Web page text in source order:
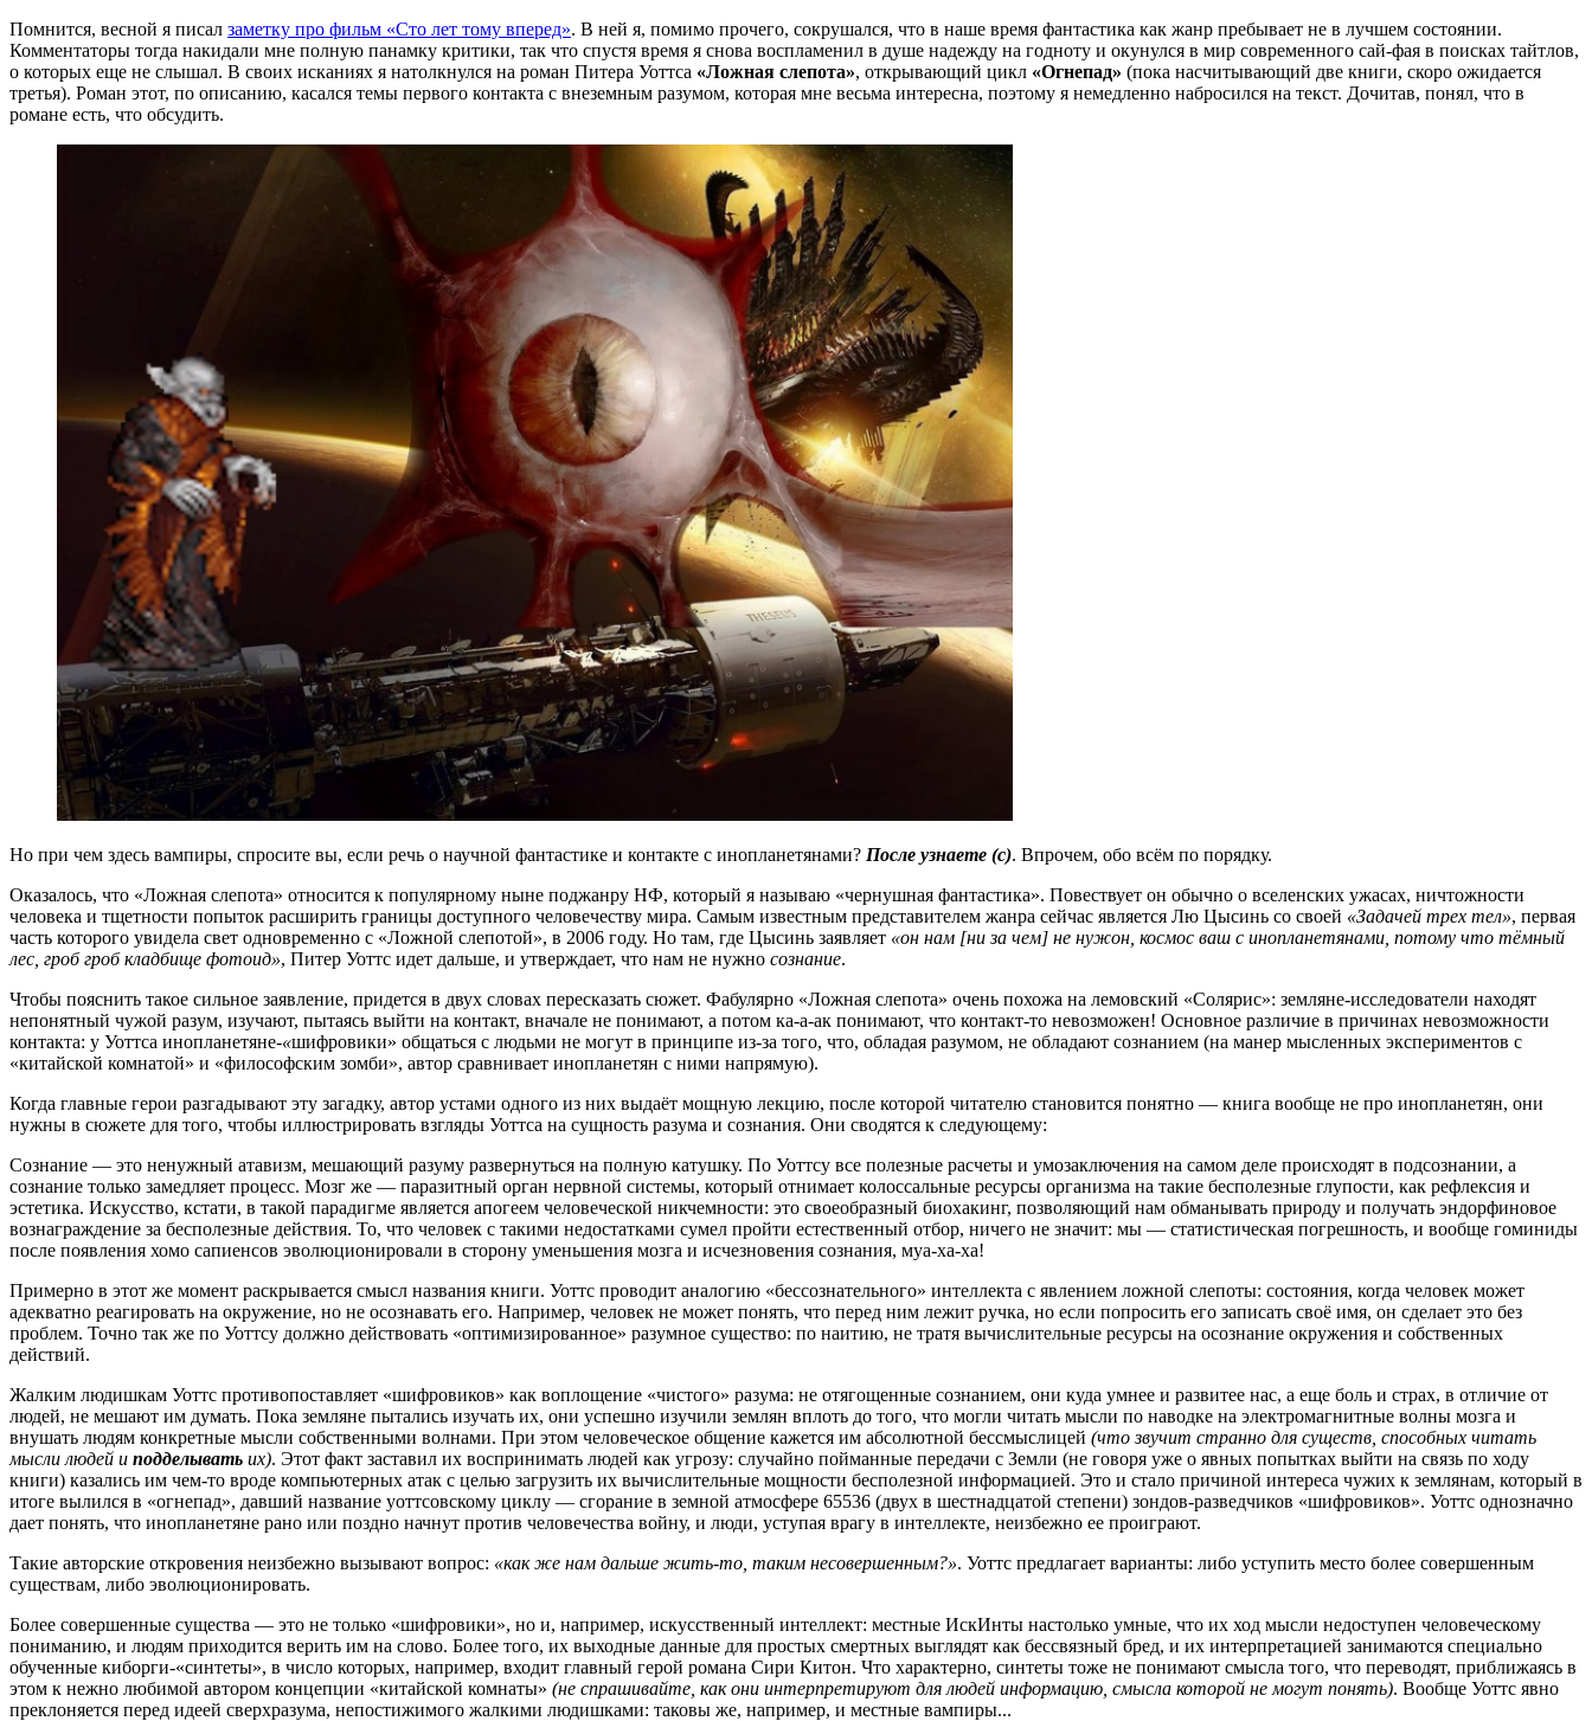
Помнится, весной я писал заметку про фильм «Сто лет тому вперед». В ней я, помимо прочего, сокрушался, что в наше время фантастика как жанр пребывает не в лучшем состоянии.
Комментаторы тогда накидали мне полную панамку критики, так что спустя время я снова воспламенил в душе надежду на годноту и окунулся в мир современного сай-фая в поисках тайтлов,
о которых еще не слышал. В своих исканиях я натолкнулся на роман Питера Уоттса «Ложная слепота», открывающий цикл «Огнепад» (пока насчитывающий две книги, скоро ожидается
третья). Роман этот, по описанию, касался темы первого контакта с внеземным разумом, которая мне весьма интересна, поэтому я немедленно набросился на текст. Дочитав, понял, что в
романе есть, что обсудить.
Но при чем здесь вампиры, спросите вы, если речь о научной фантастике и контакте с инопланетянами? После узнаете (с). Впрочем, обо всём по порядку.
Оказалось, что «Ложная слепота» относится к популярному ныне поджанру НФ, который я называю «чернушная фантастика». Повествует он обычно о вселенских ужасах, ничтожности
человека и тщетности попыток расширить границы доступного человечеству мира. Самым известным представителем жанра сейчас является Лю Цысинь со своей «Задачей трех тел», первая
часть которого увидела свет одновременно с «Ложной слепотой», в 2006 году. Но там, где Цысинь заявляет «он нам [ни за чем] не нужон, космос ваш с инопланетянами, потому что тёмный
лес, гроб гроб кладбище фотоид», Питер Уоттс идет дальше, и утверждает, что нам не нужно сознание.
Чтобы пояснить такое сильное заявление, придется в двух словах пересказать сюжет. Фабулярно «Ложная слепота» очень похожа на лемовский «Солярис»: земляне-исследователи находят
непонятный чужой разум, изучают, пытаясь выйти на контакт, вначале не понимают, а потом ка-а-ак понимают, что контакт-то невозможен! Основное различие в причинах невозможности
контакта: у Уоттса инопланетяне-«шифровики» общаться с людьми не могут в принципе из-за того, что, обладая разумом, не обладают сознанием (на манер мысленных экспериментов с
«китайской комнатой» и «философским зомби», автор сравнивает инопланетян с ними напрямую).
Когда главные герои разгадывают эту загадку, автор устами одного из них выдаёт мощную лекцию, после которой читателю становится понятно — книга вообще не про инопланетян, они
нужны в сюжете для того, чтобы иллюстрировать взгляды Уоттса на сущность разума и сознания. Они сводятся к следующему:
Сознание — это ненужный атавизм, мешающий разуму развернуться на полную катушку. По Уоттсу все полезные расчеты и умозаключения на самом деле происходят в подсознании, а
сознание только замедляет процесс. Мозг же — паразитный орган нервной системы, который отнимает колоссальные ресурсы организма на такие бесполезные глупости, как рефлексия и
эстетика. Искусство, кстати, в такой парадигме является апогеем человеческой никчемности: это своеобразный биохакинг, позволяющий нам обманывать природу и получать эндорфиновое
вознаграждение за бесполезные действия. То, что человек с такими недостатками сумел пройти естественный отбор, ничего не значит: мы — статистическая погрешность, и вообще гоминиды
после появления хомо сапиенсов эволюционировали в сторону уменьшения мозга и исчезновения сознания, муа-ха-ха!
Примерно в этот же момент раскрывается смысл названия книги. Уоттс проводит аналогию «бессознательного» интеллекта с явлением ложной слепоты: состояния, когда человек может
адекватно реагировать на окружение, но не осознавать его. Например, человек не может понять, что перед ним лежит ручка, но если попросить его записать своё имя, он сделает это без
проблем. Точно так же по Уоттсу должно действовать «оптимизированное» разумное существо: по наитию, не тратя вычислительные ресурсы на осознание окружения и собственных
действий.
Жалким людишкам Уоттс противопоставляет «шифровиков» как воплощение «чистого» разума: не отягощенные сознанием, они куда умнее и развитее нас, а еще боль и страх, в отличие от
людей, не мешают им думать. Пока земляне пытались изучать их, они успешно изучили землян вплоть до того, что могли читать мысли по наводке на электромагнитные волны мозга и
внушать людям конкретные мысли собственными волнами. При этом человеческое общение кажется им абсолютной бессмыслицей (что звучит странно для существ, способных читать
мысли людей и подделывать их). Этот факт заставил их воспринимать людей как угрозу: случайно пойманные передачи с Земли (не говоря уже о явных попытках выйти на связь по ходу
книги) казались им чем-то вроде компьютерных атак с целью загрузить их вычислительные мощности бесполезной информацией. Это и стало причиной интереса чужих к землянам, который в
итоге вылился в «огнепад», давший название уоттсовскому циклу — сгорание в земной атмосфере 65536 (двух в шестнадцатой степени) зондов-разведчиков «шифровиков». Уоттс однозначно
дает понять, что инопланетяне рано или поздно начнут против человечества войну, и люди, уступая врагу в интеллекте, неизбежно ее проиграют.
Такие авторские откровения неизбежно вызывают вопрос: «как же нам дальше жить-то, таким несовершенным?». Уоттс предлагает варианты: либо уступить место более совершенным
существам, либо эволюционировать.
Более совершенные существа — это не только «шифровики», но и, например, искусственный интеллект: местные ИскИнты настолько умные, что их ход мысли недоступен человеческому
пониманию, и людям приходится верить им на слово. Более того, их выходные данные для простых смертных выглядят как бессвязный бред, и их интерпретацией занимаются специально
обученные киборги-«синтеты», в число которых, например, входит главный герой романа Сири Китон. Что характерно, синтеты тоже не понимают смысла того, что переводят, приближаясь в
этом к нежно любимой автором концепции «китайской комнаты» (не спрашивайте, как они интерпретируют для людей информацию, смысла которой не могут понять). Вообще Уоттс явно
преклоняется перед идеей сверхразума, непостижимого жалкими людишками: таковы же, например, и местные вампиры...